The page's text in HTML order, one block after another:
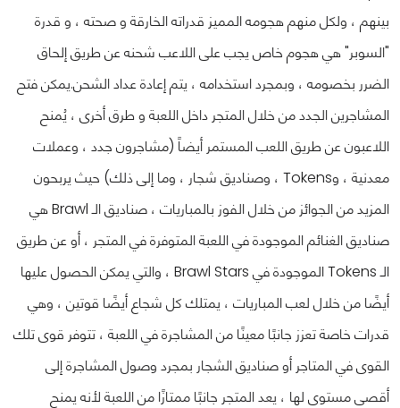
بينهم ، ولكل منهم هجومه المميز قدراته الخارقة و صحته ، و قدرة
"السوبر" هي هجوم خاص يجب على اللاعب شحنه عن طريق إلحاق
الضرر بخصومه ، وبمجرد استخدامه ، يتم إعادة عداد الشحن.يمكن فتح
المشاجرين الجدد من خلال المتجر داخل اللعبة و طرق أخرى ، يُمنح
اللاعبون عن طريق اللعب المستمر أيضاً (مشاجرون جدد ، وعملات
معدنية ، وTokens ، وصناديق شجار ، وما إلى ذلك) حيث يربحون
المزيد من الجوائز من خلال الفوز بالمباريات ، صناديق الـ Brawl هي
صناديق الغنائم الموجودة في اللعبة المتوفرة في المتجر ، أو عن طريق
الـ Tokens الموجودة في Brawl Stars ، والتي يمكن الحصول عليها
أيضًا من خلال لعب المباريات ، يمتلك كل شجاع أيضًا قوتين ، وهي
قدرات خاصة تعزز جانبًا معينًا من المشاجرة في اللعبة ، تتوفر قوى تلك
القوى في المتاجر أو صناديق الشجار بمجرد وصول المشاجرة إلى
أقصى مستوى لها ، يعد المتجر جانبًا ممتازًا من اللعبة لأنه يمنح